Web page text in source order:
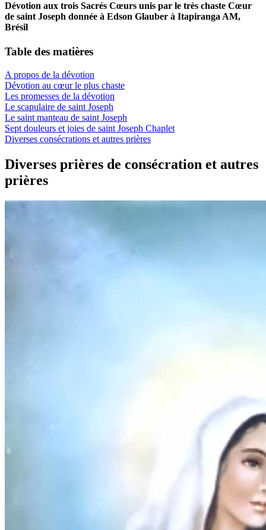
Dévotion aux trois Sacrés Cœurs unis par le très chaste Cœur
de saint Joseph donnée à Edson Glauber à Itapiranga AM,
Brésil
Table des matières
A propos de la dévotion
Dévotion au cœur le plus chaste
Les promesses de la dévotion
Le scapulaire de saint Joseph
Le saint manteau de saint Joseph
Sept douleurs et joies de saint Joseph Chaplet
Diverses consécrations et autres prières
Diverses prières de consécration et autres
prières